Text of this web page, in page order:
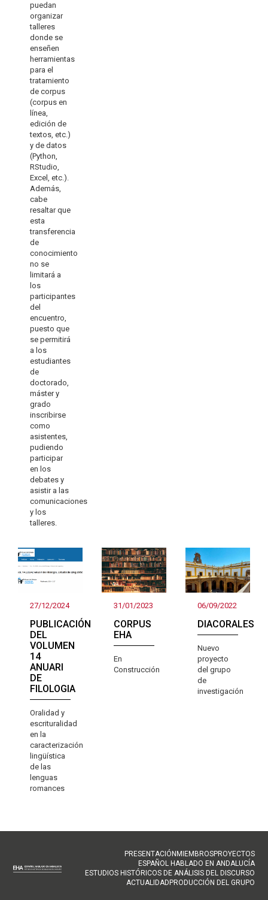
puedan
organizar
talleres
donde se
enseñen
herramientas
para el
tratamiento
de corpus
(corpus en
línea,
edición de
textos, etc.)
y de datos
(Python,
RStudio,
Excel, etc.).
Además,
cabe
resaltar que
esta
transferencia
de
conocimiento
no se
limitará a
los
participantes
del
encuentro,
puesto que
se permitirá
a los
estudiantes
de
doctorado,
máster y
grado
inscribirse
como
asistentes,
pudiendo
participar
en los
debates y
asistir a las
comunicaciones
y los
talleres.
27/12/2024
PUBLICACIÓN
DEL
VOLUMEN
14
ANUARI
DE
FILOLOGIA
Oralidad y
escrituralidad
en la
caracterización
lingüística
de las
lenguas
romances
31/01/2023
CORPUS
EHA
En
Construcción
06/09/2022
DIACORALES
Nuevo
proyecto
del grupo
de
investigación
NAVEGACIÓN
PRINCIPAL
PRESENTACIÓNMIEMBROSPROYECTOS
ESPAÑOL HABLADO EN ANDALUCÍA
ESTUDIOS HISTÓRICOS DE ANÁLISIS DEL DISCURSO
ACTUALIDADPRODUCCIÓN DEL GRUPO